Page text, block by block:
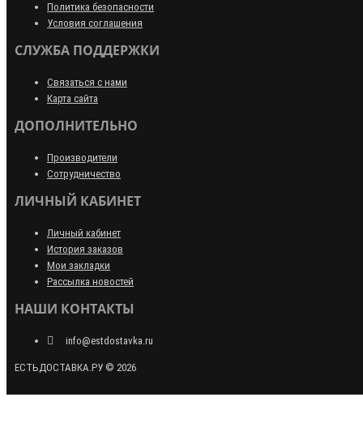
Политика безопасности
Условия соглашения
СЛУЖБА ПОДДЕРЖКИ
Связаться с нами
Карта сайта
ДОПОЛНИТЕЛЬНО
Производители
Сотрудничество
ЛИЧНЫЙ КАБИНЕТ
Личный кабинет
История заказов
Мои закладки
Рассылка новостей
НАШИ КОНТАКТЫ
info@estdostavka.ru
ЕСТЬДОСТАВКА.РУ © 2026